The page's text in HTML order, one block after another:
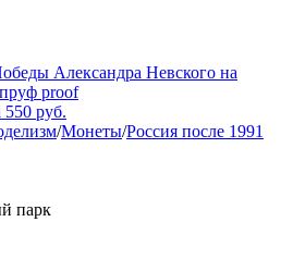
Александра Невского на
proof
550 руб.
/Монеты/Россия после 1991
парк